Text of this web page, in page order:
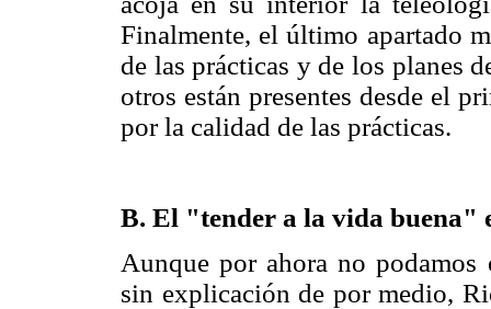
Finalmente, el último apartado
de las prácticas y de los planes
otros están presentes desde el
por la calidad de las prácticas.
B. El "tender a la vida buena"
Aunque por ahora no podamos
sin explicación de por medio,